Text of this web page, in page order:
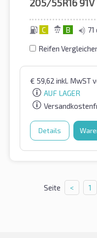
C B 71
Reifen
€ 59,62 inkl. MwST
AUF LAGER
Details
Seite < 1